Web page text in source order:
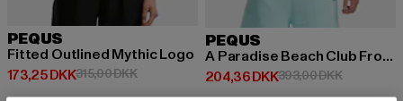
PEQUS
Fitted Outlined Mythic Logo
173,25 DKK
Nuværende pris: 173,25 DKK
315,00 DKKKampagnepris: 315,00 DKK
PEQUS
A Paradise Beach Club Front Logo
204,36 DKK
Nuværende pris: 204,36 DKK
393,00 DKK